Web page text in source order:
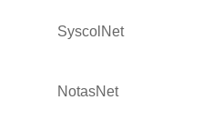
SyscolNet
NotasNet